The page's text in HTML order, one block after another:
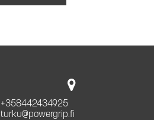
+358442434925
turku@powergrip.fi